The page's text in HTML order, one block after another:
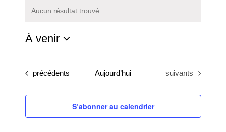
Notice
Aucun résultat trouvé.
À venir
Sélectionnez
uneÉvènements
précédents Aujourd’hui Évènements
suivants
S’abonner au calendrier